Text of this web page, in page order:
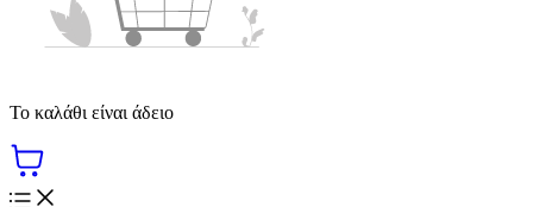
Το καλάθι είναι άδειο